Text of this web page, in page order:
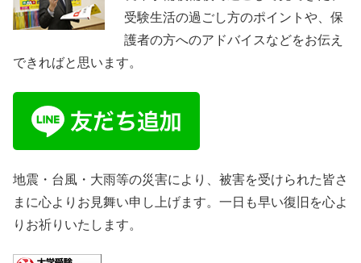
受験生活の過ごし方のポイントや、保
護者の方へのアドバイスなどをお伝え
できればと思います。
地震・台風・大雨等の災害により、被害を受けられた皆さ
まに心よりお見舞い申し上げます。一日も早い復旧を心よ
りお祈りいたします。